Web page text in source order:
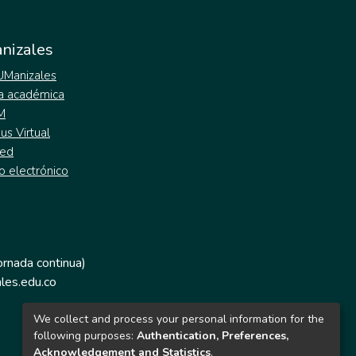
académica
Virtual
electrónico
continua)
We collect and process your personal information for the
following purposes: Authentication, Preferences,
Acknowledgement and Statistics.